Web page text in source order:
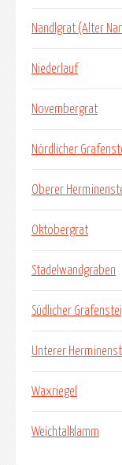
Nandlgrat (Alter
Niederlauf
Novembergrat
Nördlicher
Oberer
Oktobergrat
Stadelwandgraben
Südlicher
Unterer
Waxriegel
Weichtalklamm